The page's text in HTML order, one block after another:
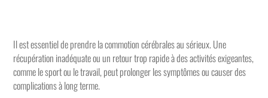
Il est essentiel de prendre la commotion cérébrales au sérieux. Une
récupération inadéquate ou un retour trop rapide à des activités exigeantes,
comme le sport ou le travail, peut prolonger les symptômes ou causer des
complications à long terme.